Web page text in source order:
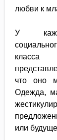
любви к
У
класса
что оно
Одежда,
или